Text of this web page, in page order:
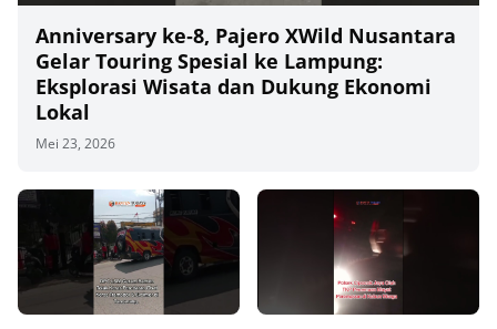
Anniversary ke‑8, Pajero XWild Nusantara
Gelar Touring Spesial ke Lampung:
Eksplorasi Wisata dan Dukung Ekonomi
Lokal
Mei 23, 2026